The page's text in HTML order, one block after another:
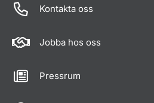
Kontakta oss
Jobba hos oss
Pressrum